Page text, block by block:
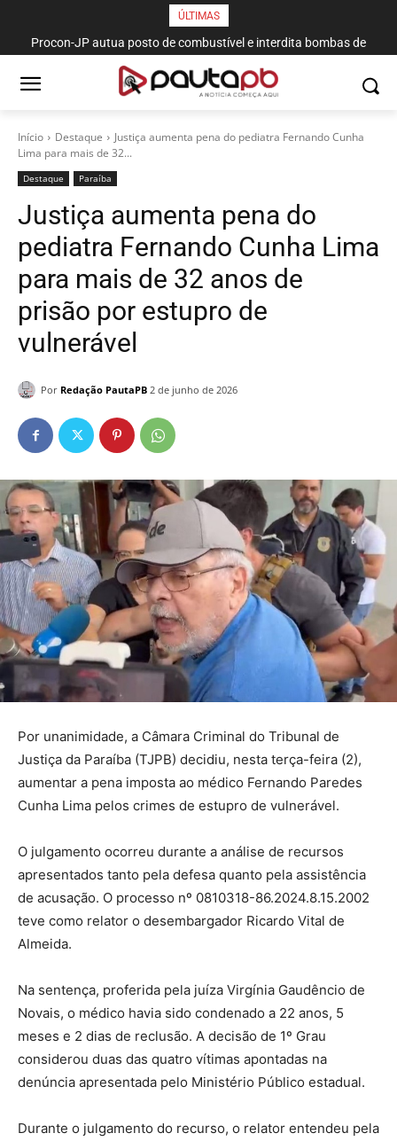
ÚLTIMAS
Procon-JP autua posto de combustível e interdita bombas de
gasolina no bairro da Torre
Início Destaque
Justiça aumenta pena do pediatra Fernando Cunha
Lima para mais de 32...
Destaque Paraí­ba
Justiça aumenta pena do
pediatra Fernando Cunha Lima
para mais de 32 anos de
prisão por estupro de
vulnerável
Por Redação PautaPB 2 de junho de 2026
Por unanimidade, a Câmara Criminal do Tribunal de
Justiça da Paraíba (TJPB) decidiu, nesta terça-feira (2),
aumentar a pena imposta ao médico Fernando Paredes
Cunha Lima pelos crimes de estupro de vulnerável.
O julgamento ocorreu durante a análise de recursos
apresentados tanto pela defesa quanto pela assistência
de acusação. O processo nº 0810318-86.2024.8.15.2002
teve como relator o desembargador Ricardo Vital de
Almeida.
Na sentença, proferida pela juíza Virgínia Gaudêncio de
Novais, o médico havia sido condenado a 22 anos, 5
meses e 2 dias de reclusão. A decisão de 1º Grau
considerou duas das quatro vítimas apontadas na
denúncia apresentada pelo Ministério Público estadual.
Durante o julgamento do recurso, o relator entendeu pela